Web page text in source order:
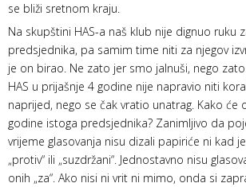
se bliži sretnom kraju.
Na skupštini HAS-a naš klub nije dignuo ruku
predsjednika, pa samim time niti za njegov
je on birao. Ne zato jer smo jalnuši, nego
HAS u prijašnje 4 godine nije napravio niti
naprijed, nego se čak vratio unatrag. Kako će
godine istoga predsjednika? Zanimljivo da
vrijeme glasovanja nisu dizali papiriće ni kad
„protiv“ ili „suzdržani“. Jednostavno nisu
onih „za“. Ako nisi ni vrit ni mimo, onda si